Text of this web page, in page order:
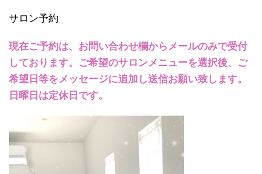
サロン予約
現在ご予約は、お問い合わせ欄からメールのみで受付
しております。ご希望のサロンメニューを選択後、ご
希望日等をメッセージに追加し送信お願い致します。
日曜日は定休日です。